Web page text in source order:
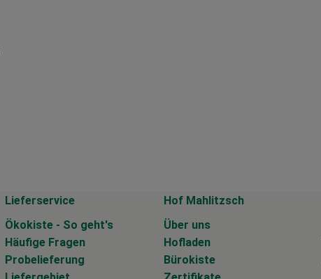
Lieferservice
Ökokiste - So geht's
Häufige Fragen
Probelieferung
Hof Mahlitzsch
Über uns
Hofladen
Bürokiste